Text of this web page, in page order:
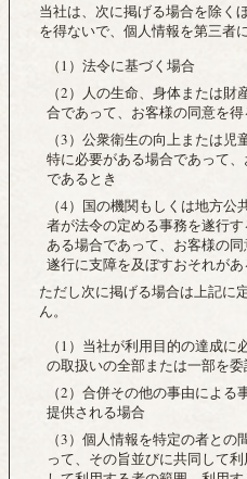
当社は、次に掲げる場合を除く
を得ないで、個人情報を第三者
（1）法令に基づく場合
（2）人の生命、身体または
合であって、お客様の同意を
（3）公衆衛生の向上または
特に必要がある場合であって
であるとき
（4）国の機関もしくは地方
者が法令の定める事務を遂行
ある場合であって、お客様の
遂行に支障を及ぼすおそれがあ
ただし次に掲げる場合は上記に
ん。
（1）当社が利用目的の達成
の取扱いの全部または一部を
（2）合併その他の事由によ
提供される場合
（3）個人情報を特定の者と
って、その旨並びに共同して